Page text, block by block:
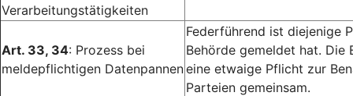
Verarbeitungstätigkeiten
Art. 33, 34: Prozess bei
meldepflichtigen Datenpannen
Federführend ist diejenige
Behörde gemeldet hat. Die
eine etwaige Pflicht zur
Parteien gemeinsam.